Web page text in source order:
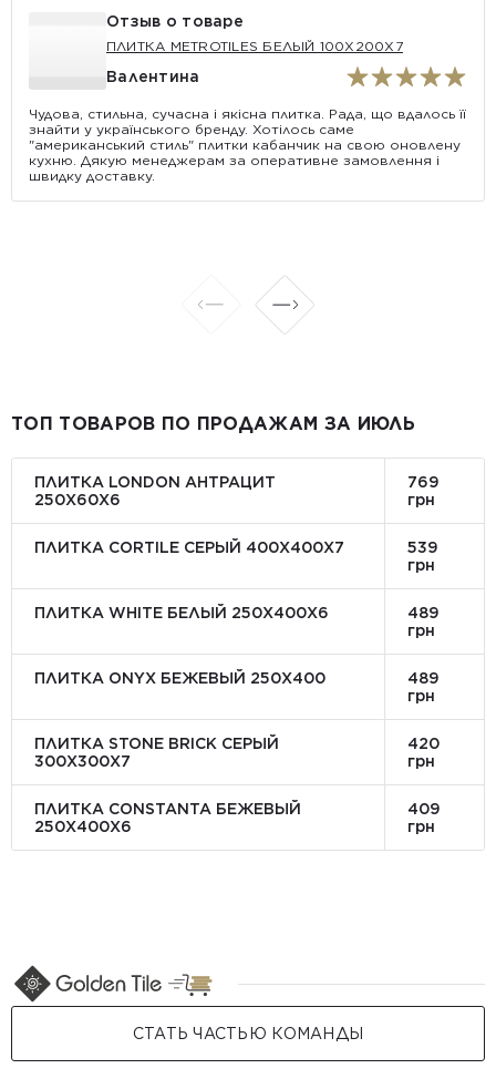
Отзыв о товаре
ПЛИТКА METROTILES БЕЛЫЙ 100X200X7
Валентина
Чудова, стильна, сучасна і якісна плитка. Рада, що вдалось її
знайти у українського бренду. Хотілось саме
"американський стиль" плитки кабанчик на свою оновлену
кухню. Дякую менеджерам за оперативне замовлення і
швидку доставку.
ТОП ТОВАРОВ ПО ПРОДАЖАМ ЗА ИЮЛЬ
ПЛИТКА LONDON АНТРАЦИТ
250Х60Х6
769
грн
ПЛИТКА CORTILE СЕРЫЙ 400X400X7
539
грн
ПЛИТКА WHITE БЕЛЫЙ 250Х400Х6
489
грн
ПЛИТКА ONYX БЕЖЕВЫЙ 250X400
489
грн
ПЛИТКА STONE BRICK СЕРЫЙ
300Х300X7
420
грн
ПЛИТКА CONSTANTA БЕЖЕВЫЙ
250Х400X6
409
грн
СТАТЬ ЧАСТЬЮ КОМАНДЫ